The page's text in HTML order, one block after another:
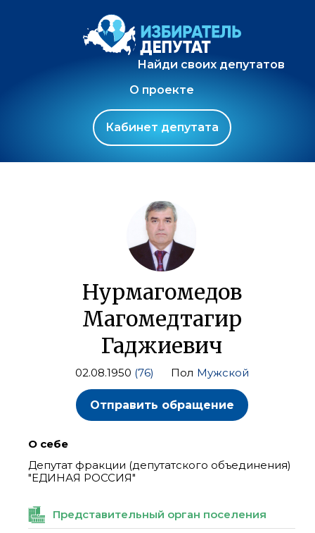
Найди своих депутатов
О проекте
Кабинет депутата
Нурмагомедов
Магомедтагир
Гаджиевич
02.08.1950 (76) Пол Мужской
Отправить обращение
О себе
Депутат фракции (депутатского объединения)
"ЕДИНАЯ РОССИЯ"
Представительный орган поселения